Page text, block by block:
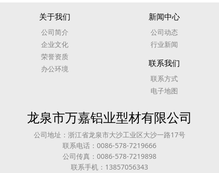
关于我们
公司简介
企业文化
荣誉资质
办公环境
新闻中心
公司动态
行业新闻
联系我们
联系方式
电子地图
龙泉市万嘉铝业型材有限公司
公司地址：浙江省龙泉市大沙工业区大沙一路17号
联系电话：0086-578-7219666
公司传真：0086-578-7219898
联系手机：13857056343